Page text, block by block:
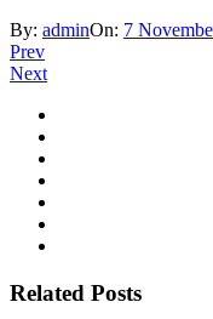
By: adminOn: 7
Prev
Next
Related Posts